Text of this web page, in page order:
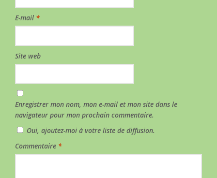
E-mail *
Site web
Enregistrer mon nom, mon e-mail et mon site dans le
navigateur pour mon prochain commentaire.
Oui, ajoutez-moi à votre liste de diffusion.
Commentaire *